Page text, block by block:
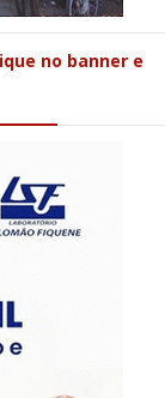
no banner e